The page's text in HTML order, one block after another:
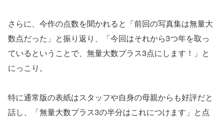
さらに、今作の点数を聞かれると「前回の写真集は無量大
数点だった」と振り返り、「今回はそれから3つ年を取っ
ているということで、無量大数プラス3点にします！」と
にっこり。
特に通常版の表紙はスタッフや自身の母親からも好評だと
話し、「無量大数プラス3の半分はこれにつけます」と点